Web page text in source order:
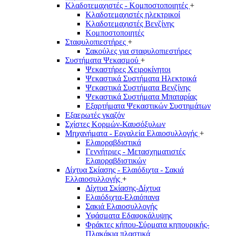
Κλαδοτεμαχιστές - Κομποστοποιητές +
Κλαδοτεμαχιστές ηλεκτρικοί
Κλαδοτεμαχιστές Βενζίνης
Κομποστοποιητές
Σταφυλοπιεστήρες +
Σακούλες για σταφυλοπιεστήρες
Συστήματα Ψεκασμού +
Ψεκαστήρες Χειροκίνητοι
Ψεκαστικά Συστήματα Ηλεκτρικά
Ψεκαστικά Συστήματα Βενζίνης
Ψεκαστικά Συστήματα Μπαταρίας
Εξαρτήματα Ψεκαστικών Συστημάτων
Εξαερωτές γκαζόν
Σχίστες Κορμών-Καυσόξυλων
Μηχανήματα - Εργαλεία Ελαιοσυλλογής +
Ελαιοραβδιστικά
Γεννήτριες - Μετασχηματιστές
Ελαιοραβδιστικών
Δίχτυα Σκίασης - Ελαιόδιχτα - Σακιά
Ελλαιοσυλλογής +
Δίχτυα Σκίασης-Δίχτυα
Ελαιόδιχτα-Ελαιόπανα
Σακιά Ελαιοσυλλογής
Υφάσματα Εδαφοκάλυψης
Φράκτες κήπου-Σύρματα κηπουρικής-
Πλακάκια πλαστικά